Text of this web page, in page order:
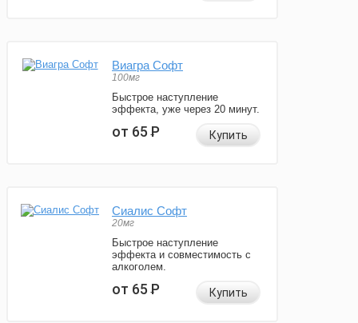
Виагра Софт
100мг
Быстрое наступление
эффекта, уже через 20 минут.
от 65Р Купить
Сиалис Софт
20мг
Быстрое наступление
эффекта и совместимость с
алкоголем.
от 65Р Купить